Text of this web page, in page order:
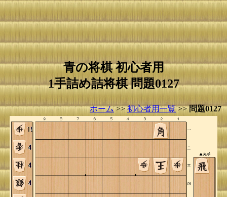
青の将棋 初心者用
1手詰め詰将棋 問題0127
ホーム>>初心者用一覧>>問題0127